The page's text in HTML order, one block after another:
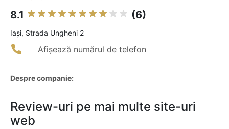
8.1 (6)
Iaşi, Strada Ungheni 2
Afișează numărul de telefon
Despre companie:
Review-uri pe mai multe site-uri
web